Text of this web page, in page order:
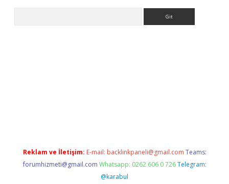
Reklam ve İletişim: E-mail: backlinkpaneli@gmail.com Teams:
forumhizmeti@gmail.com Whatsapp: 0262 606 0 726 Telegram:
@karabul